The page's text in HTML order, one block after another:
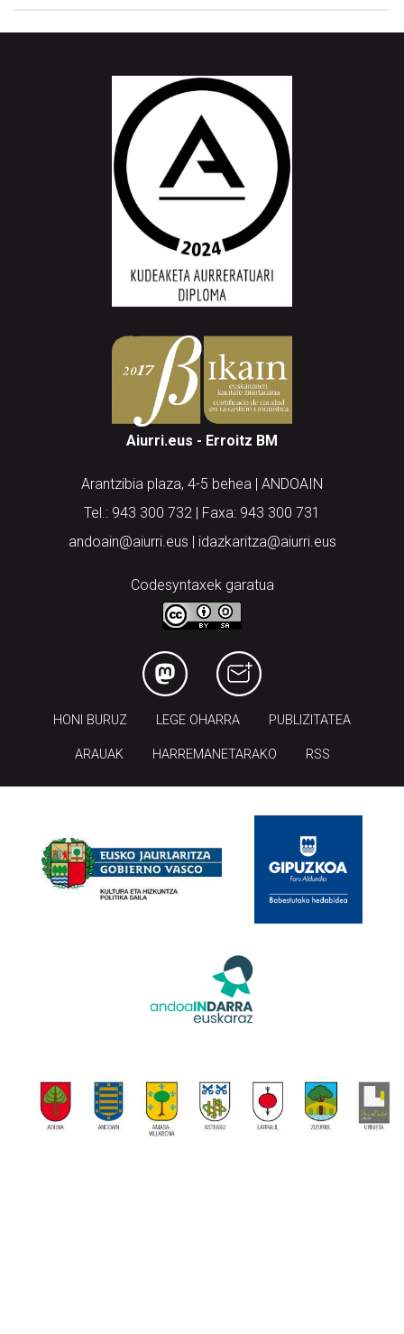
Aiurri.eus - Erroitz BM
Arantzibia plaza, 4-5 behea | ANDOAIN
Tel.: 943 300 732 | Faxa: 943 300 731
andoain@aiurri.eus | idazkaritza@aiurri.eus
Codesyntaxek garatua
HONI BURUZ LEGE OHARRA PUBLIZITATEA
ARAUAK HARREMANETARAKO RSS